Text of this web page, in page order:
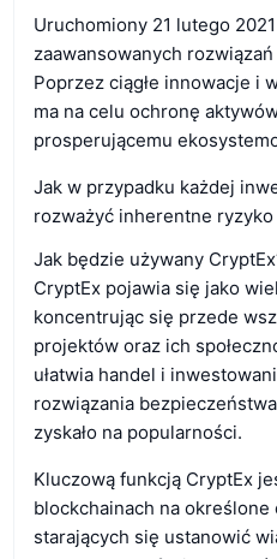
Uruchomiony 21 lutego
zaawansowanych
Poprzez ciągłe innowacje i
ma na celu ochronę
prosperującemu
Jak w przypadku każdej
rozważyć inherentne
Jak będzie używany
CryptEx pojawia się jako
koncentrując się przede
projektów oraz ich
ułatwia handel i
rozwiązania
zyskało na popularności.
Kluczową funkcją CryptEx
blockchainach na
starających się ustanowić